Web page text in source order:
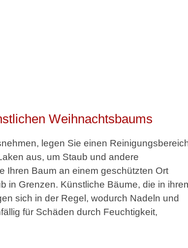
Weihnachtsbaums
legen Sie einen
aus, um Staub und andere
Ihren Baum an einem geschützten Ort
in Grenzen. Künstliche Bäume, die in
sich in der Regel, wodurch Nadeln und
für Schäden durch Feuchtigkeit,